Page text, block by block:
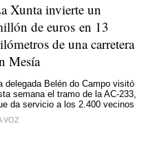
Xunta invierte un
de euros en 13
de una carretera
Mesía
delegada Belén do Campo visitó
semana el tramo de la AC-233,
da servicio a los 2.400 vecinos
VOZ